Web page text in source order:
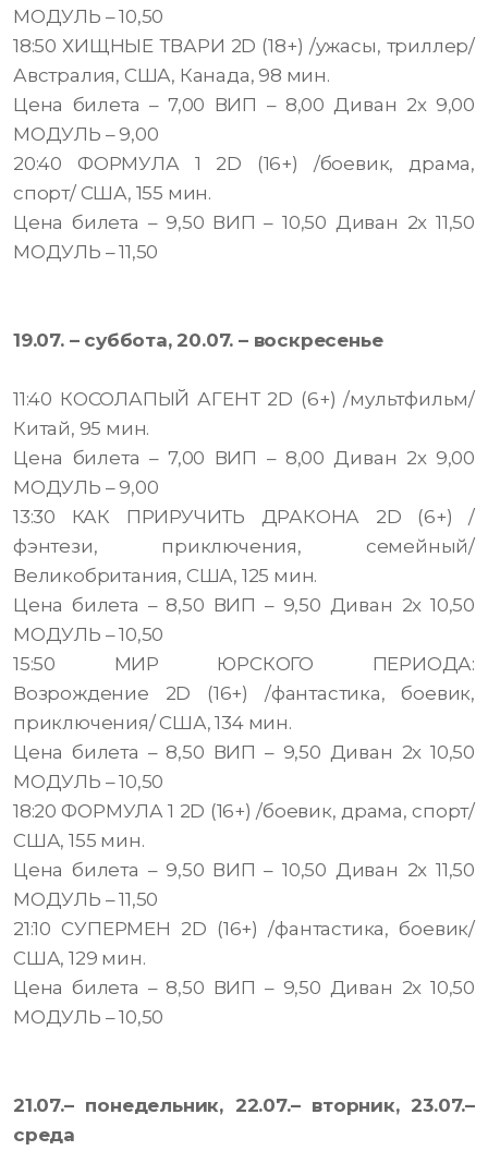
МОДУЛЬ – 10,50
18:50 ХИЩНЫЕ ТВАРИ 2D (18+) /ужасы, триллер/
Австралия, США, Канада, 98 мин.
Цена билета – 7,00 ВИП – 8,00 Диван 2х 9,00
МОДУЛЬ – 9,00
20:40 ФОРМУЛА 1 2D (16+) /боевик, драма,
спорт/ США, 155 мин.
Цена билета – 9,50 ВИП – 10,50 Диван 2х 11,50
МОДУЛЬ – 11,50
19.07. – суббота, 20.07. – воскресенье
11:40 КОСОЛАПЫЙ АГЕНТ 2D (6+) /мультфильм/
Китай, 95 мин.
Цена билета – 7,00 ВИП – 8,00 Диван 2х 9,00
МОДУЛЬ – 9,00
13:30 КАК ПРИРУЧИТЬ ДРАКОНА 2D (6+) /
фэнтези, приключения, семейный/
Великобритания, США, 125 мин.
Цена билета – 8,50 ВИП – 9,50 Диван 2х 10,50
МОДУЛЬ – 10,50
15:50 МИР ЮРСКОГО ПЕРИОДА:
Возрождение 2D (16+) /фантастика, боевик,
приключения/ США, 134 мин.
Цена билета – 8,50 ВИП – 9,50 Диван 2х 10,50
МОДУЛЬ – 10,50
18:20 ФОРМУЛА 1 2D (16+) /боевик, драма, спорт/
США, 155 мин.
Цена билета – 9,50 ВИП – 10,50 Диван 2х 11,50
МОДУЛЬ – 11,50
21:10 СУПЕРМЕН 2D (16+) /фантастика, боевик/
США, 129 мин.
Цена билета – 8,50 ВИП – 9,50 Диван 2х 10,50
МОДУЛЬ – 10,50
21.07.– понедельник, 22.07.– вторник, 23.07.–
среда